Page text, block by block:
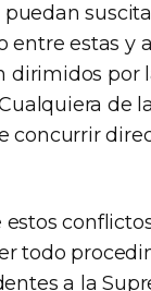
entre estas y
dirimidos por
de
concurrir
todo
a la